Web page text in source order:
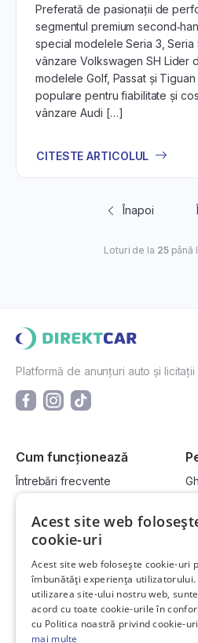
Preferată de pasionații de
segmentul premium
special modelele Seria 3, Seria
vânzare Volkswagen SH Lider
modelele Golf, Passat și
populare pentru fiabilitate și
vânzare Audi […]
CITESTE ARTICOLUL
Înapoi
Loturi de la 25până
Platformă de anunțuri auto și licitații
Cum funcționează
Întrebări frecvente
Cum vând la licitație?
Link-uri utile
Informații utile vizionare
Contact
Acest site web
cookie-uri
Acest site web folosește cookie-uri
îmbunătăți experiența utilizatorului.
utilizarea site-ului nostru web,
acord cu toate cookie-urile în
cu Politica noastră privind cookie-
mai multe